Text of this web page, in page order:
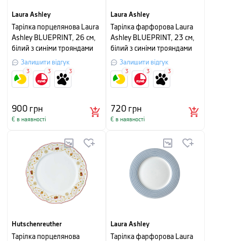
Laura Ashley
Тарілка порцелянова Laura
Ashley BLUEPRINT, 26 см,
білий з синіми трояндами
Залишити відгук
900грн
Є в наявності
3 3 3
Laura Ashley
Тарілка фарфорова Laura
Ashley BLUEPRINT, 23 см,
білий з синіми трояндами
Залишити відгук
720грн
Є в наявності
3 3 3
Hutschenreuther
Тарілка порцелянова
Laura Ashley
Тарілка фарфорова Laura